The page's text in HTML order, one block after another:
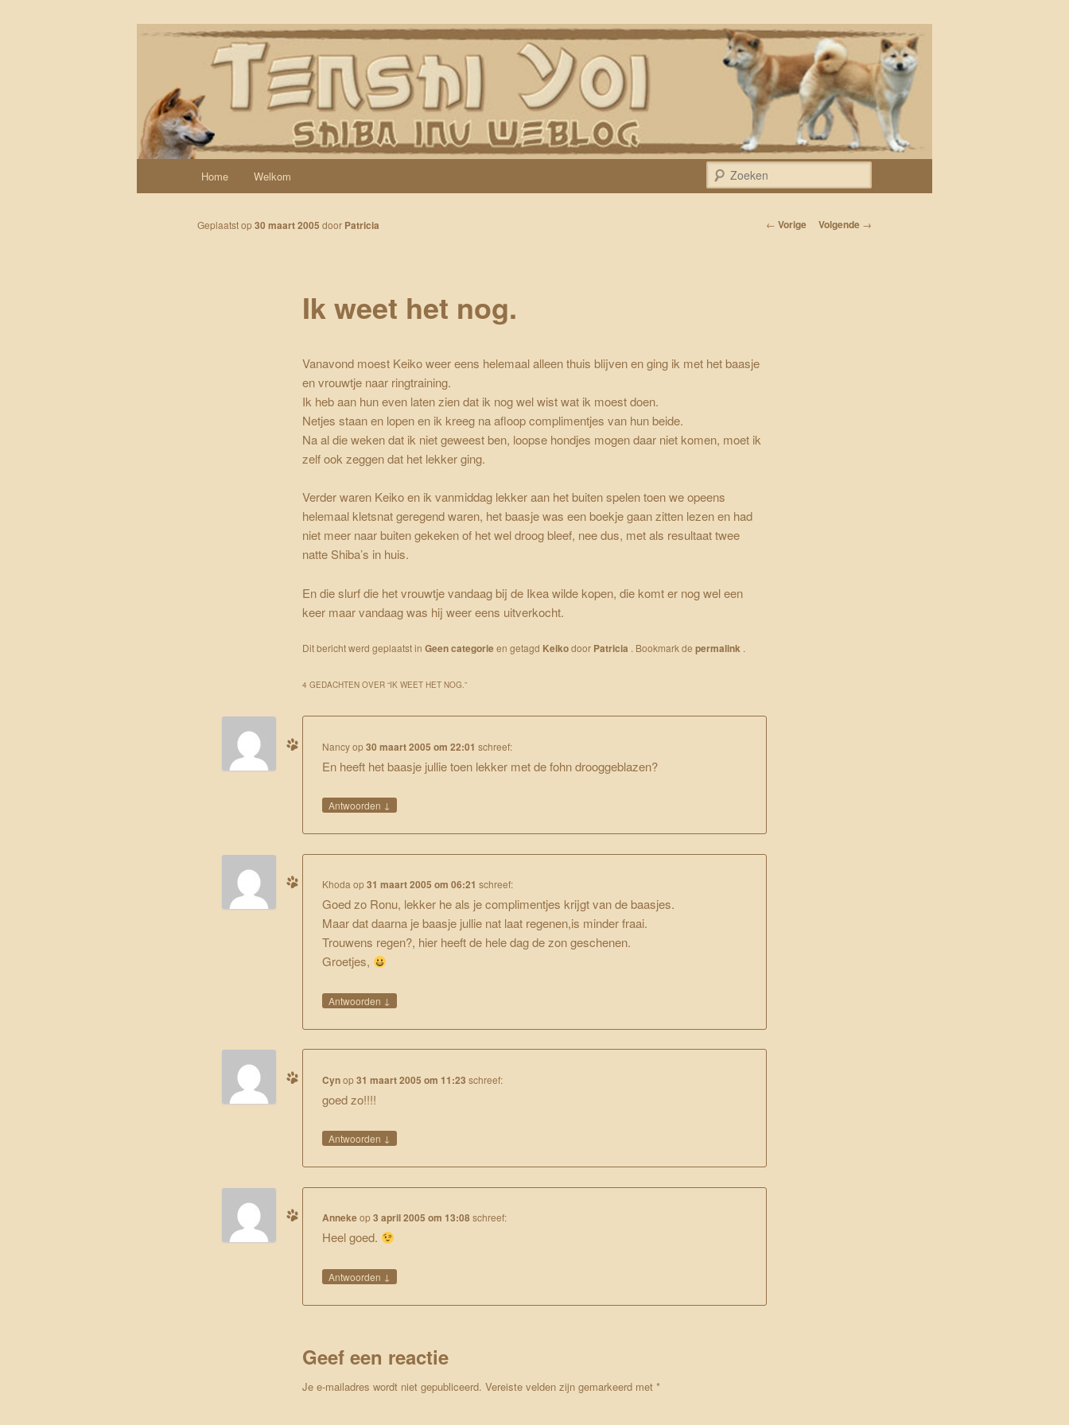
Spring naar de primaire inhoud
Tenshi Yoi
Een weblog over onze Shiba’s (Keiko, Rontu, Miyuki, Tatsu en Yumi)
Home Welkom
Bericht navigatie
← Vorige Volgende →
Ik weet het nog.
Geplaatst op30 maart 2005 door Patricia
Vanavond moest Keiko weer eens helemaal alleen thuis blijven en ging ik met het baasje
en vrouwtje naar ringtraining.
Ik heb aan hun even laten zien dat ik nog wel wist wat ik moest doen.
Netjes staan en lopen en ik kreeg na afloop complimentjes van hun beide.
Na al die weken dat ik niet geweest ben, loopse hondjes mogen daar niet komen, moet ik
zelf ook zeggen dat het lekker ging.
Verder waren Keiko en ik vanmiddag lekker aan het buiten spelen toen we opeens
helemaal kletsnat geregend waren, het baasje was een boekje gaan zitten lezen en had
niet meer naar buiten gekeken of het wel droog bleef, nee dus, met als resultaat twee
natte Shiba’s in huis.
En die slurf die het vrouwtje vandaag bij de Ikea wilde kopen, die komt er nog wel een
keer maar vandaag was hij weer eens uitverkocht.
Dit bericht werd geplaatst in Geen categorieen getagd Keikodoor Patricia . Bookmark de permalink .
4 GEDACHTEN OVER “IK WEET HET NOG.”
Nancyop30 maart 2005 om 22:01 schreef:
En heeft het baasje jullie toen lekker met de fohn drooggeblazen?
Antwoorden ↓
Khoda op31 maart 2005 om 06:21 schreef:
Goed zo Ronu, lekker he als je complimentjes krijgt van de baasjes.
Maar dat daarna je baasje jullie nat laat regenen,is minder fraai.
Trouwens regen?, hier heeft de hele dag de zon geschenen.
Groetjes,
Antwoorden ↓
Cynop31 maart 2005 om 11:23 schreef:
goed zo!!!!
Antwoorden ↓
Annekeop3 april 2005 om 13:08schreef:
Heel goed.
Antwoorden ↓
Geef een reactie
Je e-mailadres wordt niet gepubliceerd. Vereiste velden zijn gemarkeerd met *